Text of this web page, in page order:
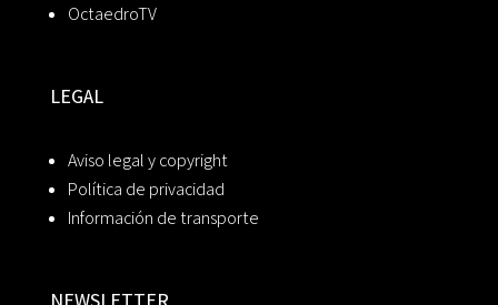
OctaedroTV
LEGAL
Aviso legal y copyright
Política de privacidad
Información de transporte